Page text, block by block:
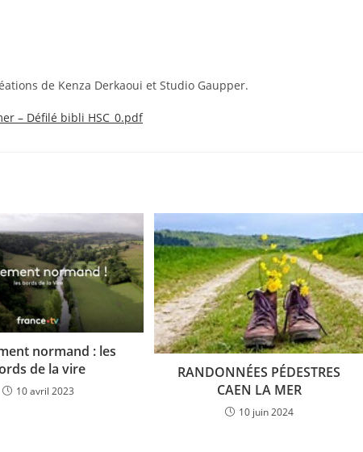
de Kenza Derkaoui et Studio Gaupper.
– Défilé bibli HSC_0.pdf
normand : les
de la vire
10 avril 2023
RANDONNÉES PÉDESTRES
CAEN LA MER
10 juin 2024